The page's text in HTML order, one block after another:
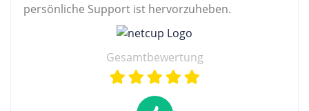
persönliche Support ist hervorzuheben.
Gesamtbewertung